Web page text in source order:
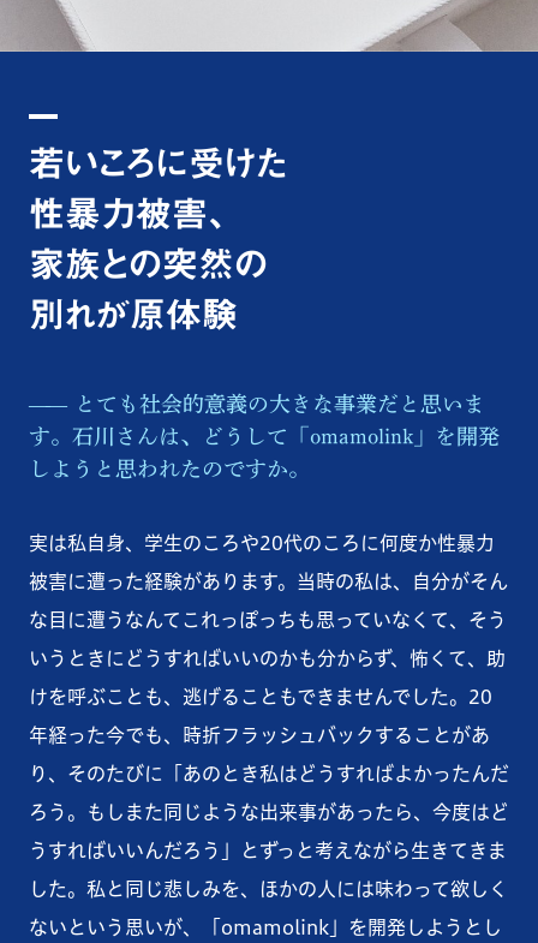
若いころに受けた
性暴力被害、
家族との突然の
別れが原体験
とても社会的意義の大きな事業だと思いま
す。石川さんは、どうして「omamolink」を開発
しようと思われたのですか。
実は私自身、学生のころや20代のころに何度か性暴力
被害に遭った経験があります。当時の私は、自分がそん
な目に遭うなんてこれっぽっちも思っていなくて、そう
いうときにどうすればいいのかも分からず、怖くて、助
けを呼ぶことも、逃げることもできませんでした。20
年経った今でも、時折フラッシュバックすることがあ
り、そのたびに「あのとき私はどうすればよかったんだ
ろう。もしまた同じような出来事があったら、今度はど
うすればいいんだろう」とずっと考えながら生きてきま
した。私と同じ悲しみを、ほかの人には味わって欲しく
ないという思いが、「omamolink」を開発しようとし